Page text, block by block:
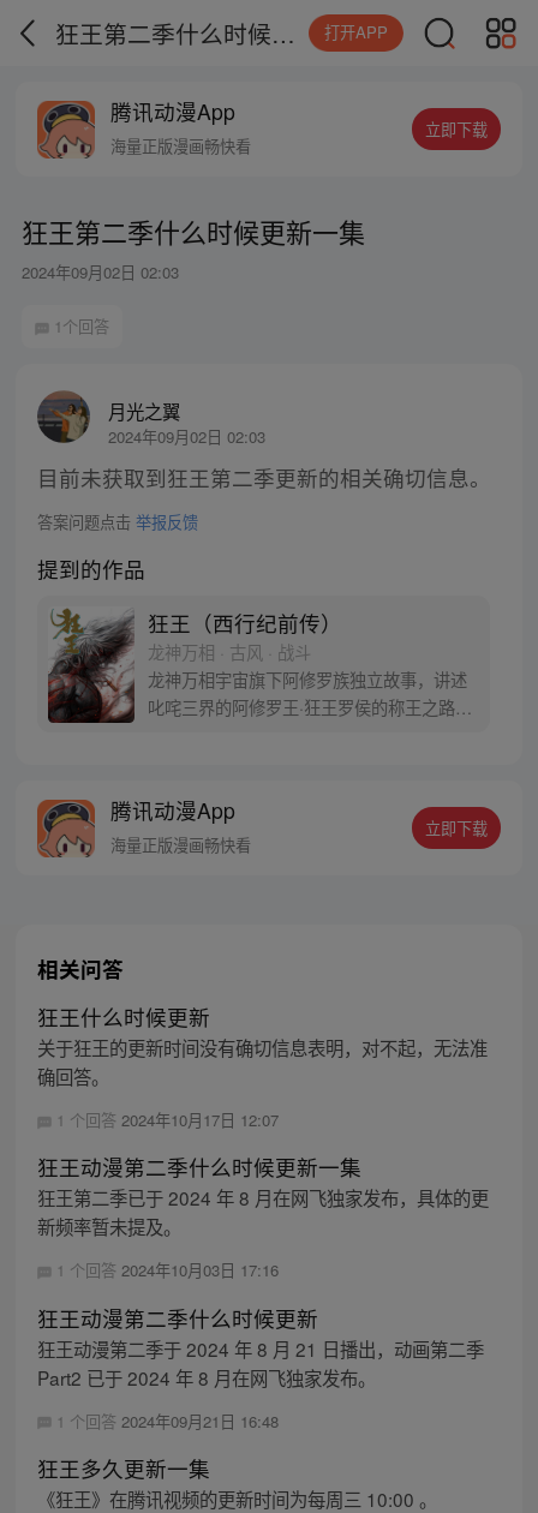
狂王第二季什么时候更新一集 打开APP
腾讯动漫App
海量正版漫画畅快看
立即下载
狂王第二季什么时候更新一集
2024年09月02日 02:03
1个回答
月光之翼
2024年09月02日 02:03
目前未获取到狂王第二季更新的相关确切信息。
答案问题点击 举报反馈
提到的作品
狂王（西行纪前传）
龙神万相 · 古风 · 战斗
龙神万相宇宙旗下阿修罗族独立故事，讲述
叱咤三界的阿修罗王·狂王罗侯的称王之路。
有鱼最终背负挚友的信念成为阿修罗王—狂
王，更名罗侯。天界与阿修罗的百年大战随
腾讯动漫App
海量正版漫画畅快看
立即下载
相关问答
狂王什么时候更新
关于狂王的更新时间没有确切信息表明，对不起，无法准
确回答。
1 个回答 2024年10月17日 12:07
狂王动漫第二季什么时候更新一集
狂王第二季已于 2024 年 8 月在网飞独家发布，具体的更
新频率暂未提及。
1 个回答 2024年10月03日 17:16
狂王动漫第二季什么时候更新
狂王动漫第二季于 2024 年 8 月 21 日播出，动画第二季
Part2 已于 2024 年 8 月在网飞独家发布。
1 个回答 2024年09月21日 16:48
狂王多久更新一集
《狂王》在腾讯视频的更新时间为每周三 10:00 。